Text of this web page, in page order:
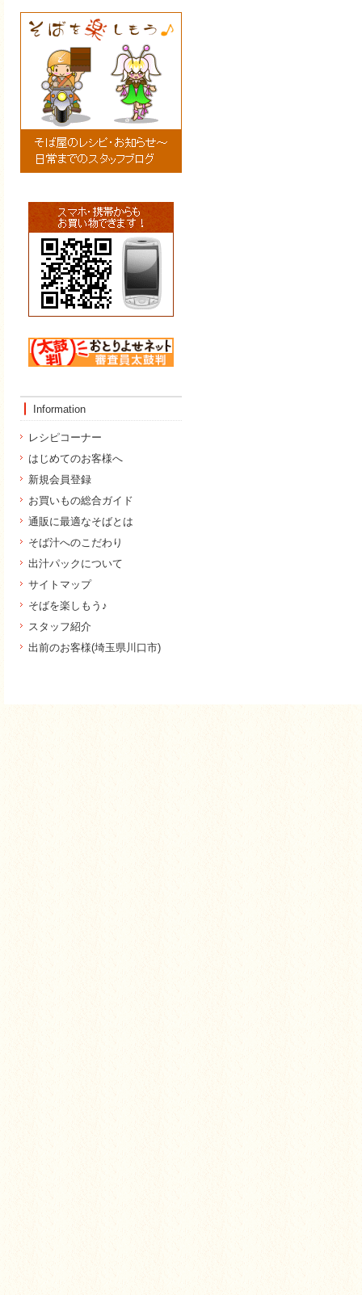
Information
レシピコーナー
はじめてのお客様へ
新規会員登録
お買いもの総合ガイド
通販に最適なそばとは
そば汁へのこだわり
出汁パックについて
サイトマップ
そばを楽しもう♪
スタッフ紹介
出前のお客様(埼玉県川口市)